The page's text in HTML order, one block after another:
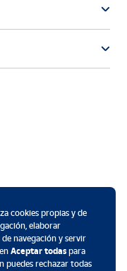
cookies propias y de
elaborar
navegación y servir
Aceptar todaspara
puedes rechazar todas